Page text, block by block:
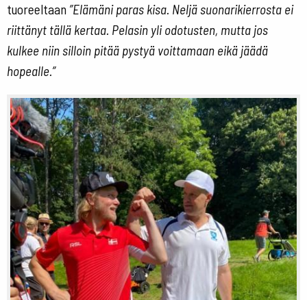
tuoreeltaan ”Elämäni paras kisa. Neljä suonarikierrosta ei
riittänyt tällä kertaa. Pelasin yli odotusten, mutta jos
kulkee niin silloin pitää pystyä voittamaan eikä jäädä
hopealle.”